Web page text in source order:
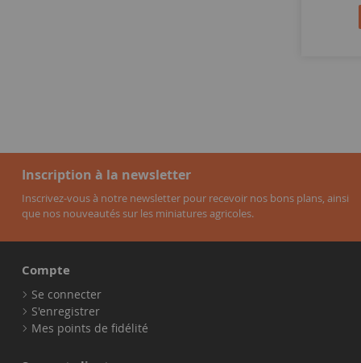
Inscription à la newsletter
Inscrivez-vous à notre newsletter pour recevoir nos bons plans, ainsi
que nos nouveautés sur les miniatures agricoles.
Compte
Se connecter
S'enregistrer
Mes points de fidélité